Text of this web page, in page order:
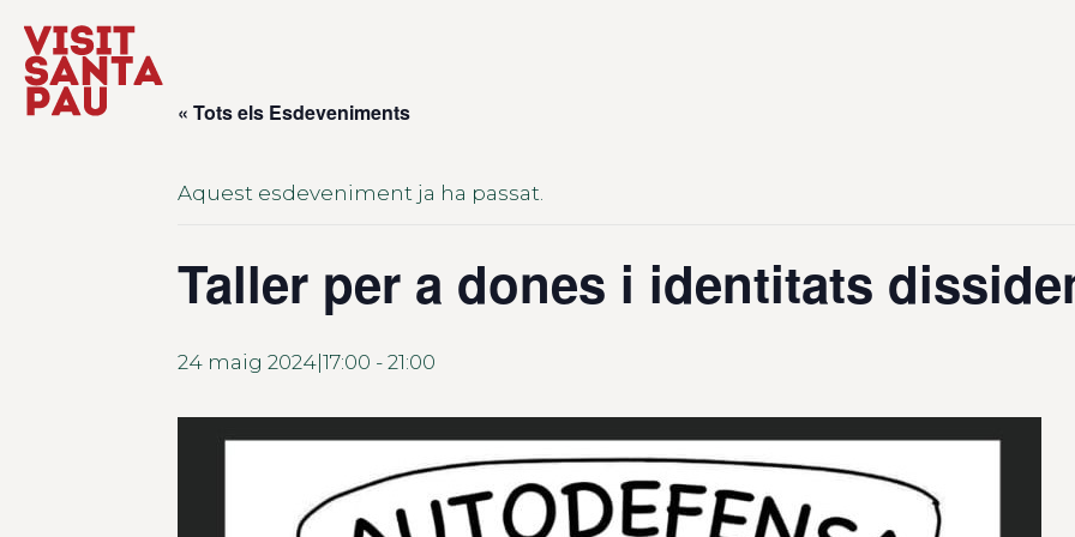
« Tots els Esdeveniments
Aquest esdeveniment ja ha passat.
Taller per a dones i identitats
24 maig 2024|17:00 - 21:00